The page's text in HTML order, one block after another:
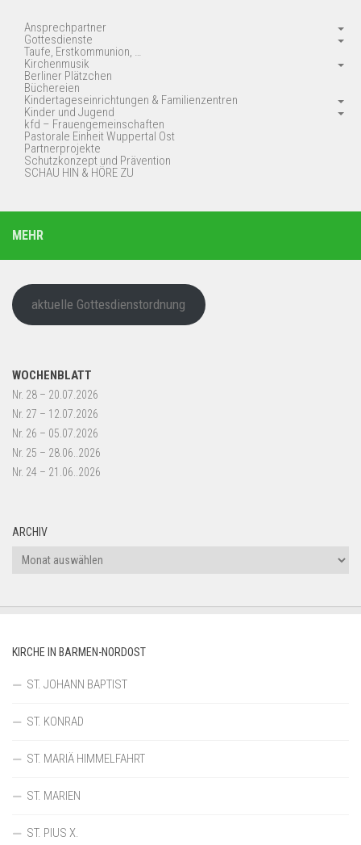
Ansprechpartner
Gottesdienste
Taufe, Erstkommunion, …
Kirchenmusik
Berliner Plätzchen
Büchereien
Kindertageseinrichtungen & Familienzentren
Kinder und Jugend
kfd – Frauengemeinschaften
Pastorale Einheit Wuppertal Ost
Partnerprojekte
Schutzkonzept und Prävention
SCHAU HIN & HÖRE ZU
MEHR
aktuelle Gottesdienstordnung
WOCHENBLATT
Nr. 28 – 20.07.2026
Nr. 27 – 12.07.2026
Nr. 26 – 05.07.2026
Nr. 25 – 28.06..2026
Nr. 24 – 21.06..2026
ARCHIV
Archiv
KIRCHE IN BARMEN-NORDOST
ST. JOHANN BAPTIST
ST. KONRAD
ST. MARIÄ HIMMELFAHRT
ST. MARIEN
ST. PIUS X.